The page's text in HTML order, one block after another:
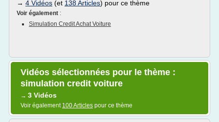
→ 4 Vidéos (et 138 Articles) pour ce thème
Voir également :
Simulation Credit Achat Voiture
Vidéos sélectionnées pour le thème :
simulation credit voiture
→ 3 Vidéos
Voir également 100 Articles pour ce thème